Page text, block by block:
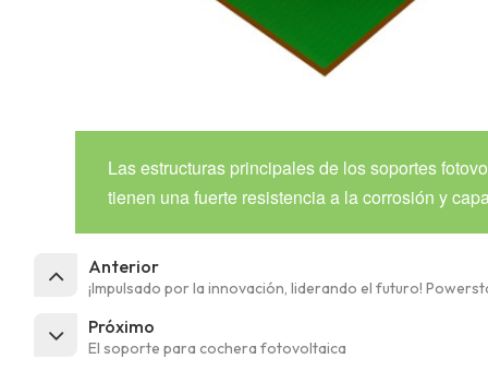
Las estructuras principales de los soportes
tienen una fuerte resistencia a la corrosión y
Anterior
¡Impulsado por la innovación, liderando el futuro!
Próximo
El soporte para cochera fotovoltaica